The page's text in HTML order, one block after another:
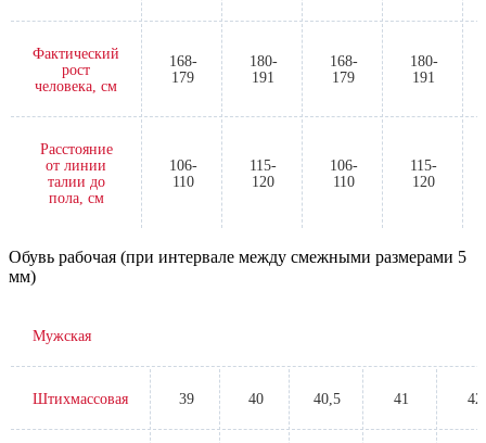
Фактический
рост
человека, см
168-
179
180-
191
168-
179
180-
191
Расстояние
от линии
талии до
пола, см
106-
110
115-
120
106-
110
115-
120
Обувь рабочая (при интервале между смежными размерами 5
мм)
Мужская
Штихмассовая 39 40 40,5 41 42